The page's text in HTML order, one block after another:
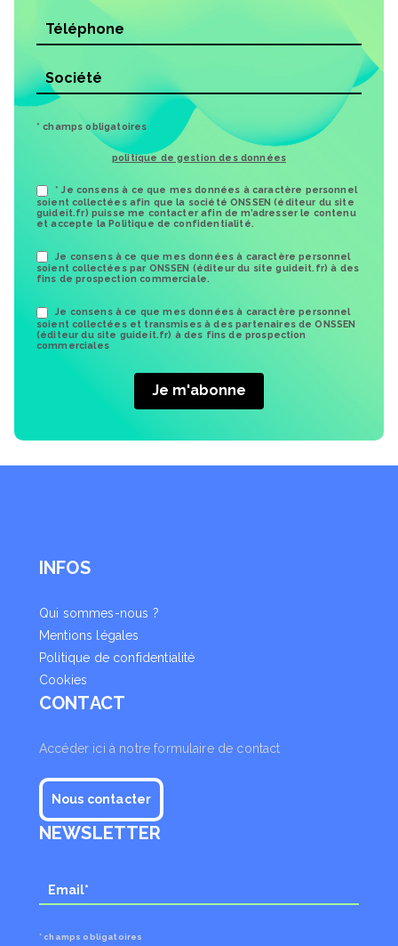
* champs obligatoires
politique de gestion des données
* Je consens à ce que mes données à caractère personnel
soient collectées afin que la société ONSSEN (éditeur du site
guideit.fr) puisse me contacter afin de m’adresser le contenu
et accepte la Politique de confidentialité.
Je consens à ce que mes données à caractère personnel
soient collectées par ONSSEN (éditeur du site guideit.fr) à des
fins de prospection commerciale.
Je consens à ce que mes données à caractère personnel
soient collectées et transmises à des partenaires de ONSSEN
(éditeur du site guideit.fr) à des fins de prospection
commerciales
INFOS
Qui sommes-nous ?
Mentions légales
Politique de confidentialité
Cookies
CONTACT
Accéder ici à notre formulaire de contact
Nous contacter
NEWSLETTER
* champs obligatoires